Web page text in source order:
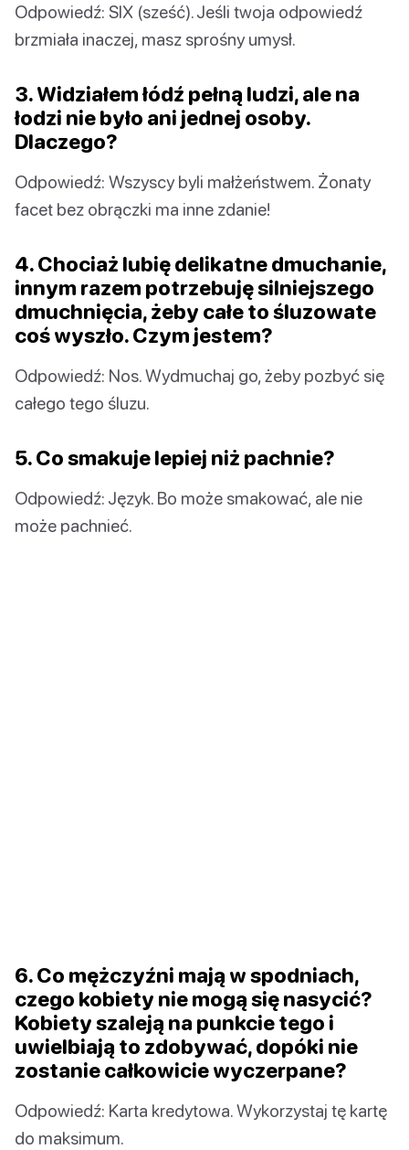
Odpowiedź: SIX (sześć). Jeśli twoja odpowiedź
brzmiała inaczej, masz sprośny umysł.
3. Widziałem łódź pełną ludzi, ale na
łodzi nie było ani jednej osoby.
Dlaczego?
Odpowiedź: Wszyscy byli małżeństwem. Żonaty
facet bez obrączki ma inne zdanie!
4. Chociaż lubię delikatne dmuchanie,
innym razem potrzebuję silniejszego
dmuchnięcia, żeby całe to śluzowate
coś wyszło. Czym jestem?
Odpowiedź: Nos. Wydmuchaj go, żeby pozbyć się
całego tego śluzu.
5. Co smakuje lepiej niż pachnie?
Odpowiedź: Język. Bo może smakować, ale nie
może pachnieć.
6. Co mężczyźni mają w spodniach,
czego kobiety nie mogą się nasycić?
Kobiety szaleją na punkcie tego i
uwielbiają to zdobywać, dopóki nie
zostanie całkowicie wyczerpane?
Odpowiedź: Karta kredytowa. Wykorzystaj tę kartę
do maksimum.